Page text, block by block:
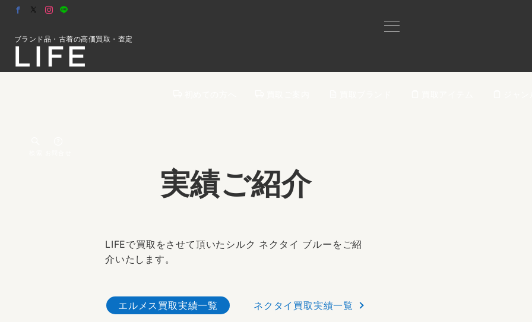
ブランド品・古着の高価買取・査定
実績ご紹介
LIFEで買取をさせて頂いたシルク ネクタイ ブルーをご紹
介いたします。
エルメス買取実績一覧 ネクタイ買取実績一覧